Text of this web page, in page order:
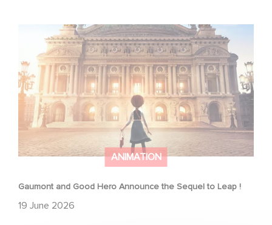
ANIMATION
Gaumont and Good Hero Announce the Sequel to Leap !
19 June 2026
Gaumont and Good Hero Announce the Sequel to Leap !